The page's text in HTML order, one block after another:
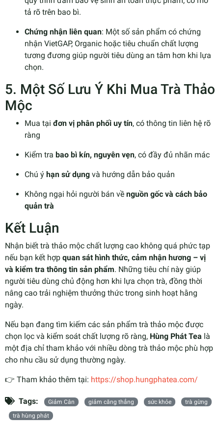
tả rõ trên bao bì.
Chứng nhận liên quan: Một số sản phẩm có chứng
nhận VietGAP, Organic hoặc tiêu chuẩn chất lượng
tương đương giúp người tiêu dùng an tâm hơn khi lựa
chọn.
5. Một Số Lưu Ý Khi Mua Trà Thảo
Mộc
Mua tại đơn vị phân phối uy tín, có thông tin liên hệ rõ
ràng
Kiểm tra bao bì kín, nguyên vẹn, có đầy đủ nhãn mác
Chú ý hạn sử dụng và hướng dẫn bảo quản
Không ngại hỏi người bán về nguồn gốc và cách bảo
quản trà
Kết Luận
Nhận biết trà thảo mộc chất lượng cao không quá phức tạp
nếu bạn kết hợp quan sát hình thức, cảm nhận hương – vị
và kiểm tra thông tin sản phẩm. Những tiêu chí này giúp
người tiêu dùng chủ động hơn khi lựa chọn trà, đồng thời
nâng cao trải nghiệm thưởng thức trong sinh hoạt hằng
ngày.
Nếu bạn đang tìm kiếm các sản phẩm trà thảo mộc được
chọn lọc và kiểm soát chất lượng rõ ràng, Hùng Phát Tea là
một địa chỉ tham khảo với nhiều dòng trà thảo mộc phù hợp
cho nhu cầu sử dụng thường ngày.
👉 Tham khảo thêm tại: https://shop.hungphatea.com/
Tags: Giảm Cân giảm căng thẳng sức khỏe
trà gừng
trà hùng phát